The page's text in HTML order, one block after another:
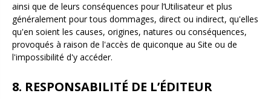
ainsi que de leurs conséquences pour l’Utilisateur et plus
généralement pour tous dommages, direct ou indirect, qu'elles
qu'en soient les causes, origines, natures ou conséquences,
provoqués à raison de l'accès de quiconque au Site ou de
l'impossibilité d'y accéder.
8. RESPONSABILITÉ DE L’ÉDITEUR